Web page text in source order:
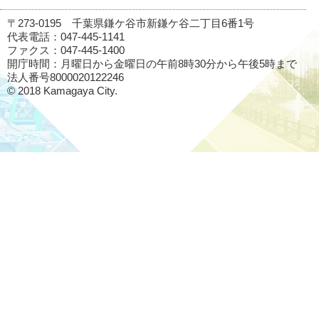
〒273-0195 千葉県鎌ケ谷市新鎌ケ谷二丁目6番1号
代表電話：047-445-1141
ファクス：047-445-1400
開庁時間：月曜日から金曜日の午前8時30分から午後5時まで
法人番号8000020122246
© 2018 Kamagaya City.